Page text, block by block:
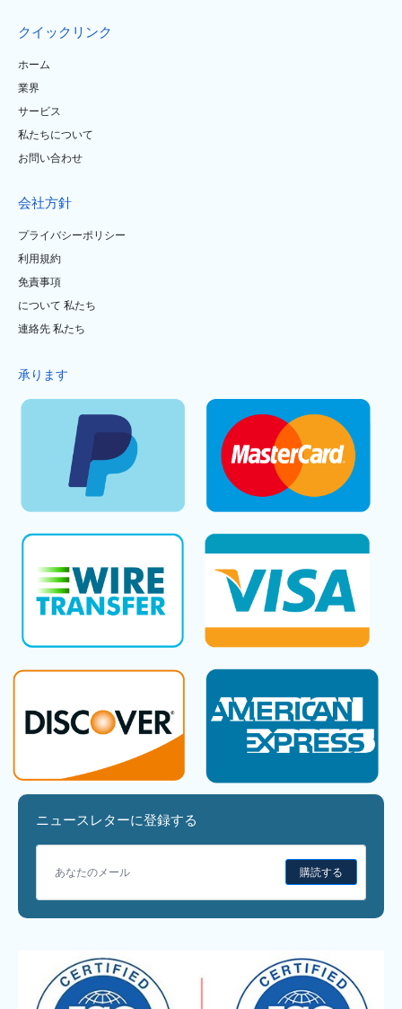
クイックリンク
ホーム
業界
サービス
私たちについて
お問い合わせ
会社方針
プライバシーポリシー
利用規約
免責事項
について 私たち
連絡先 私たち
承ります
ニュースレターに登録する
購読する